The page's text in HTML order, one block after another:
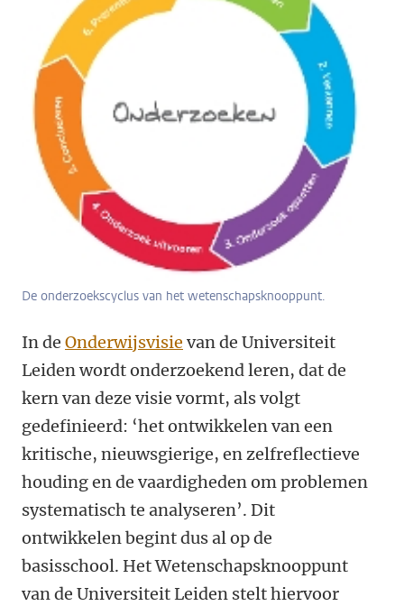
De onderzoekscyclus van het wetenschapsknooppunt.
In de Onderwijsvisie van de Universiteit
Leiden wordt onderzoekend leren, dat de
kern van deze visie vormt, als volgt
gedefinieerd: ‘het ontwikkelen van een
kritische, nieuwsgierige, en zelfreflectieve
houding en de vaardigheden om problemen
systematisch te analyseren’. Dit
ontwikkelen begint dus al op de
basisschool. Het Wetenschapsknooppunt
van de Universiteit Leiden stelt hiervoor